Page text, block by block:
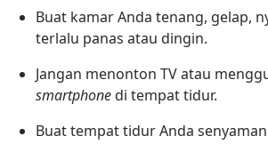
Buat kamar Anda tenang, gelap,
terlalu panas atau dingin.
Jangan menonton TV atau
smartphonedi tempat tidur.
Buat tempat tidur Anda